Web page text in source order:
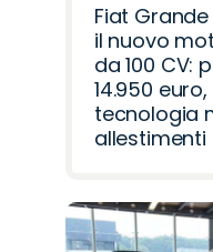
Fiat
il nuovo
da 100 CV:
14.950
tecnologia
allestimenti